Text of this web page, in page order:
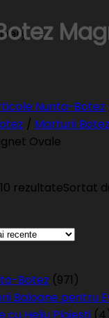
Nunta-Botez
/ Marturii
Ovale
rezultateSortat
Botez (971)
Baloane pentru
cu Heliu Ploiesti